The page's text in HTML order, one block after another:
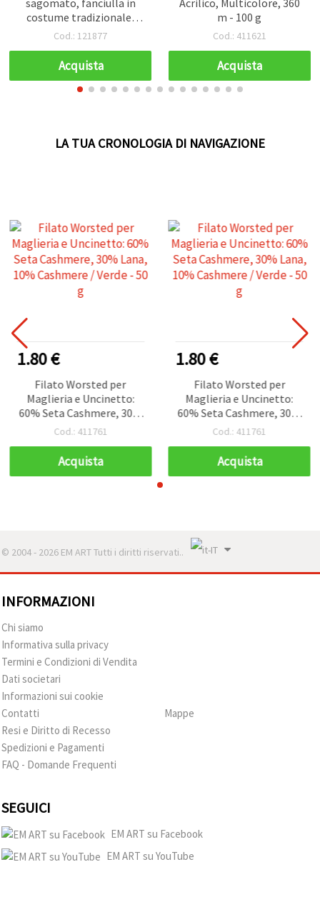
costume tradizionale,
24x44x2 mm - 10 pezzi
Cod.: 121877
Acquista
m - 100 g
Cod.: 411621
Acquista
LA TUA CRONOLOGIA DI NAVIGAZIONE
1.80 €
Filato Worsted per
Maglieria e Uncinetto:
60% Seta Cashmere, 30%
Lana, 10% Cashmere /
Cod.: 411761
Acquista
1.80 €
Filato Worsted per
Maglieria e Uncinetto:
60% Seta Cashmere, 30%
Lana, 10% Cashmere /
Cod.: 411761
Acquista
© 2004 - 2026 EM ART Tutti i diritti riservati..
INFORMAZIONI
Chi siamo
Informativa sulla privacy
Termini e Condizioni di Vendita
Dati societari
Informazioni sui cookie
Contatti
Resi e Diritto di Recesso
Spedizioni e Pagamenti
FAQ - Domande Frequenti
Mappe
SEGUICI
EM ART su Facebook
EM ART su YouTube